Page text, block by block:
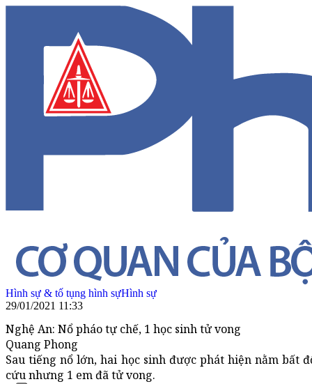
Hình sự & tố tụng hình sựHình sự
29/01/2021 11:33
Nghệ An: Nổ pháo tự chế, 1 học sinh tử vong
Quang Phong
Sau tiếng nổ lớn, hai học sinh được phát hiện nằm bất
cứu nhưng 1 em đã tử vong.